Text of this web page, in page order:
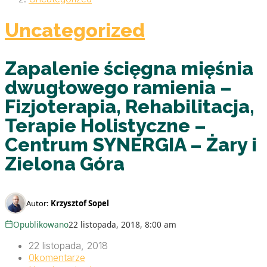
Uncategorized
Zapalenie ścięgna mięśnia
dwugłowego ramienia –
Fizjoterapia, Rehabilitacja,
Terapie Holistyczne –
Centrum SYNERGIA – Żary i
Zielona Góra
Autor: Krzysztof Sopel
Opublikowano22 listopada, 2018, 8:00 am
22 listopada, 2018
0komentarze